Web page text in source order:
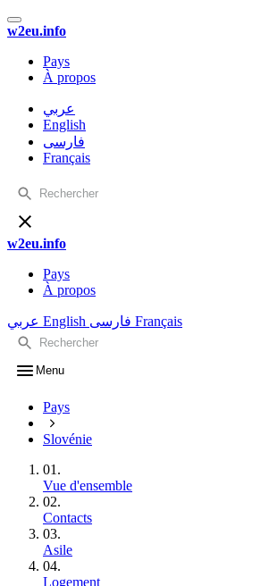
w2eu.info
Pays
À propos
عربي
English
فارسی
Français
w2eu.info
Pays
À propos
عربي English فارسی Français
Menu
Pays
Slovénie
01.
Vue d'ensemble
02.
Contacts
03.
Asile
04.
Logement